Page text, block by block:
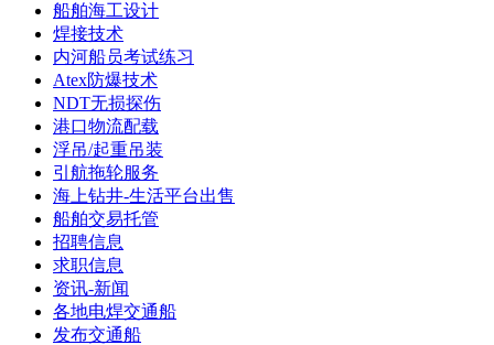
船舶海工设计
焊接技术
内河船员考试练习
Atex防爆技术
NDT无损探伤
港口物流配载
浮吊/起重吊装
引航拖轮服务
海上钻井-生活平台出售
船舶交易托管
招聘信息
求职信息
资讯-新闻
各地电焊交通船
发布交通船